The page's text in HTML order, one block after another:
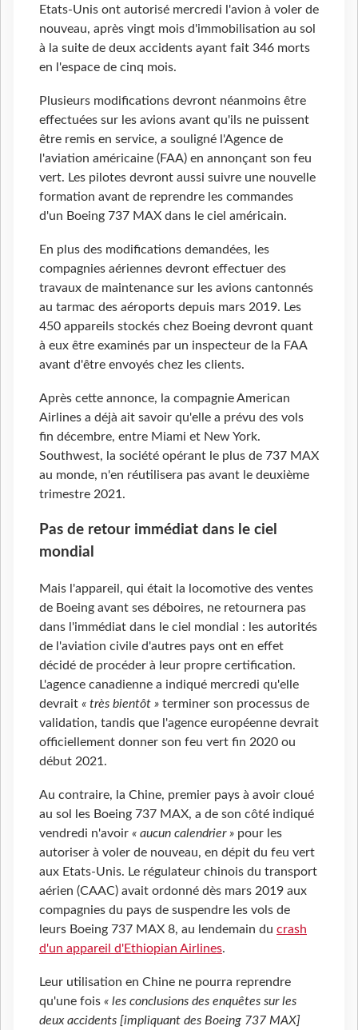
Etats-Unis ont autorisé mercredi l'avion à voler de
nouveau, après vingt mois d'immobilisation au sol
à la suite de deux accidents ayant fait 346 morts
en l'espace de cinq mois.
Plusieurs modifications devront néanmoins être
effectuées sur les avions avant qu'ils ne puissent
être remis en service, a souligné l'Agence de
l'aviation américaine (FAA) en annonçant son feu
vert. Les pilotes devront aussi suivre une nouvelle
formation avant de reprendre les commandes
d'un Boeing 737 MAX dans le ciel américain.
En plus des modifications demandées, les
compagnies aériennes devront effectuer des
travaux de maintenance sur les avions cantonnés
au tarmac des aéroports depuis mars 2019. Les
450 appareils stockés chez Boeing devront quant
à eux être examinés par un inspecteur de la FAA
avant d'être envoyés chez les clients.
Après cette annonce, la compagnie American
Airlines a déjà ait savoir qu'elle a prévu des vols
fin décembre, entre Miami et New York.
Southwest, la société opérant le plus de 737 MAX
au monde, n'en réutilisera pas avant le deuxième
trimestre 2021.
Pas de retour immédiat dans le ciel
mondial
Mais l'appareil, qui était la locomotive des ventes
de Boeing avant ses déboires, ne retournera pas
dans l'immédiat dans le ciel mondial : les autorités
de l'aviation civile d'autres pays ont en effet
décidé de procéder à leur propre certification.
L'agence canadienne a indiqué mercredi qu'elle
devrait « très bientôt » terminer son processus de
validation, tandis que l'agence européenne devrait
officiellement donner son feu vert fin 2020 ou
début 2021.
Au contraire, la Chine, premier pays à avoir cloué
au sol les Boeing 737 MAX, a de son côté indiqué
vendredi n'avoir « aucun calendrier » pour les
autoriser à voler de nouveau, en dépit du feu vert
aux Etats-Unis. Le régulateur chinois du transport
aérien (CAAC) avait ordonné dès mars 2019 aux
compagnies du pays de suspendre les vols de
leurs Boeing 737 MAX 8, au lendemain du crash
d'un appareil d'Ethiopian Airlines.
Leur utilisation en Chine ne pourra reprendre
qu'une fois « les conclusions des enquêtes sur les
deux accidents [impliquant des Boeing 737 MAX]